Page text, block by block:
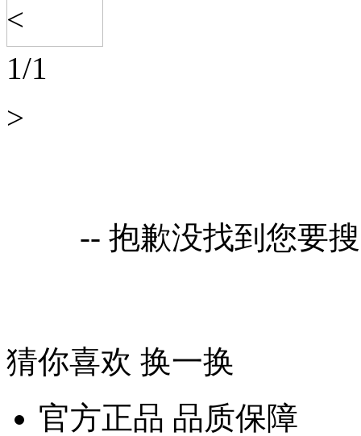
<
1/1
>
-- 抱歉没找到您要
猜你喜欢 换一换
官方正品 品质保障